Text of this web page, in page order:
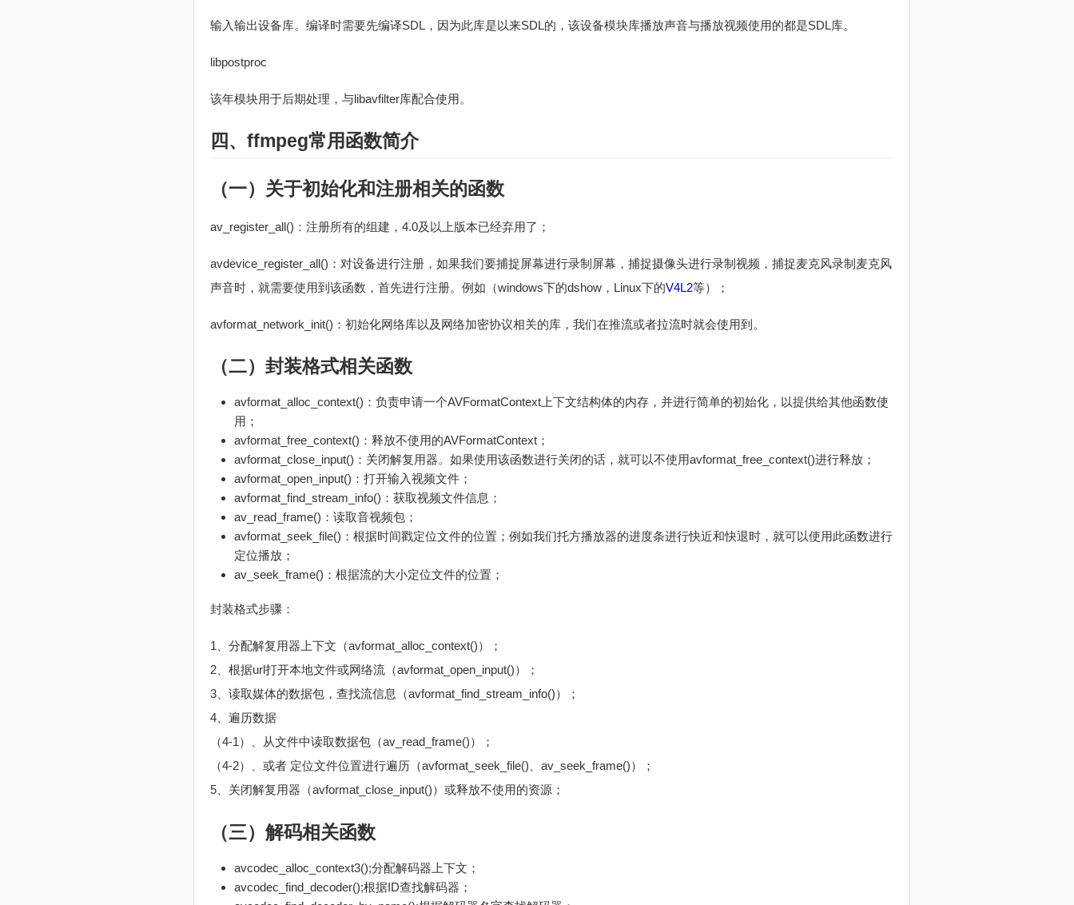
输入输出设备库。编译时需要先编译SDL，因为此库是以来SDL的，该设备模块库播放声音与播放视频使用的都是SDL库。
libpostproc
该年模块用于后期处理，与libavfilter库配合使用。
四、ffmpeg常用函数简介
（一）关于初始化和注册相关的函数
av_register_all()：注册所有的组建，4.0及以上版本已经弃用了；
avdevice_register_all()：对设备进行注册，如果我们要捕捉屏幕进行录制屏幕，捕捉摄像头进行录制视频，捕捉麦克风录制麦克风
声音时，就需要使用到该函数，首先进行注册。例如（windows下的dshow，Linux下的V4L2等）；
avformat_network_init()：初始化网络库以及网络加密协议相关的库，我们在推流或者拉流时就会使用到。
（二）封装格式相关函数
avformat_alloc_context()：负责申请一个AVFormatContext上下文结构体的内存，并进行简单的初始化，以提供给其他函数使
用；
avformat_free_context()：释放不使用的AVFormatContext；
avformat_close_input()：关闭解复用器。如果使用该函数进行关闭的话，就可以不使用avformat_free_context()进行释放；
avformat_open_input()：打开输入视频文件；
avformat_find_stream_info()：获取视频文件信息；
av_read_frame()：读取音视频包；
avformat_seek_file()：根据时间戳定位文件的位置；例如我们托方播放器的进度条进行快近和快退时，就可以使用此函数进行
定位播放；
av_seek_frame()：根据流的大小定位文件的位置；
封装格式步骤：
1、分配解复用器上下文（avformat_alloc_context()）；
2、根据url打开本地文件或网络流（avformat_open_input()）；
3、读取媒体的数据包，查找流信息（avformat_find_stream_info()）；
4、遍历数据
（4-1）、从文件中读取数据包（av_read_frame()）；
（4-2）、或者 定位文件位置进行遍历（avformat_seek_file()、av_seek_frame()）；
5、关闭解复用器（avformat_close_input()）或释放不使用的资源；
（三）解码相关函数
avcodec_alloc_context3();分配解码器上下文；
avcodec_find_decoder();根据ID查找解码器；